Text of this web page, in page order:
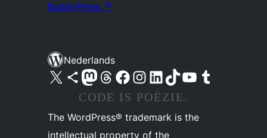
BuddyPress ↗
Nederlands
Bezoek ons X (voorheen Twitter) account
Bezoek ons Bluesky account
Bezoek ons Mastodon account
Bezoek ons Threads account
Onze Facebook pagina bezoeken
Bezoek ons Instagram account
Bezoek ons LinkedIn account
Bezoek ons TikTok account
Bezoek ons YouTube kanaalBezoek ons Tumblr account
CODE IS POËZIE.
The WordPress® trademark is the
intellectual property of the